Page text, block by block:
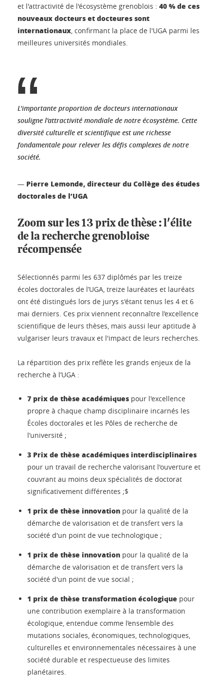
et l'attractivité de l'écosystème grenoblois : 40 % de ces
nouveaux docteurs et docteures sont
internationaux , confirmant la place de l'UGA parmi les
meilleures universités mondiales.
L'importante proportion de docteurs internationaux
souligne l'attractivité mondiale de notre écosystème. Cette
diversité culturelle et scientifique est une richesse
fondamentale pour relever les défis complexes de notre
société.
— Pierre Lemonde, directeur du Collège des études
doctorales de l’UGA
Zoom sur les 13 prix de thèse : l'élite
de la recherche grenobloise
récompensée
Sélectionnés parmi les 637 diplômés par les treize
écoles doctorales de l’UGA, treize lauréates et lauréats
ont été distingués lors de jurys s'étant tenus les 4 et 6
mai derniers. Ces prix viennent reconnaître l’excellence
scientifique de leurs thèses, mais aussi leur aptitude à
vulgariser leurs travaux et l'impact de leurs recherches.
La répartition des prix reflète les grands enjeux de la
recherche à l’UGA :
7 prix de thèse académiques pour l'excellence
propre à chaque champ disciplinaire incarnés les
Écoles doctorales et les Pôles de recherche de
l’université ;
3 Prix de thèse académiques interdisciplinaires
pour un travail de recherche valorisant l'ouverture et
couvrant au moins deux spécialités de doctorat
significativement différentes ;$
1 prix de thèse innovation pour la qualité de la
démarche de valorisation et de transfert vers la
société d'un point de vue technologique ;
1 prix de thèse innovation pour la qualité de la
démarche de valorisation et de transfert vers la
société d'un point de vue social ;
1 prix de thèse transformation écologique pour
une contribution exemplaire à la transformation
écologique, entendue comme l’ensemble des
mutations sociales, économiques, technologiques,
culturelles et environnementales nécessaires à une
société durable et respectueuse des limites
planétaires.